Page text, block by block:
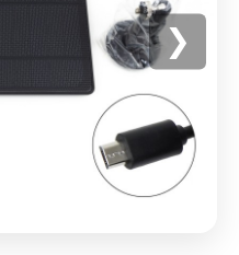
❯